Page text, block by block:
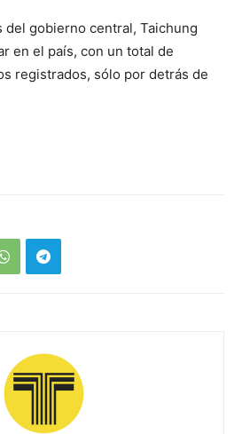
del gobierno central, Taichung
en el país, con un total de
registrados, sólo por detrás de